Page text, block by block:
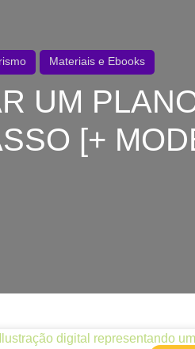
Materiais e Ebooks
UM
[+